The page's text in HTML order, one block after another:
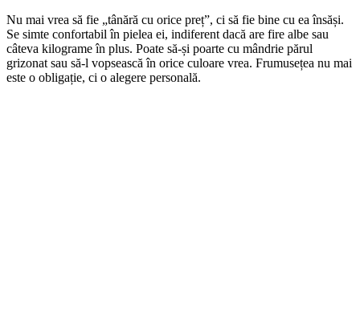
Nu mai vrea să fie „tânără cu orice preț”, ci să fie bine cu ea însăși.
Se simte confortabil în pielea ei, indiferent dacă are fire albe sau
câteva kilograme în plus. Poate să-și poarte cu mândrie părul
grizonat sau să-l vopsească în orice culoare vrea. Frumusețea nu mai
este o obligație, ci o alegere personală.